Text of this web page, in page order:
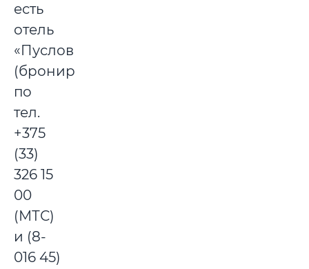
есть
отель
«Пусловских»
(бронирование
по
тел.
+375
(33)
326 15
00
(МТС)
и (8-
016 45)